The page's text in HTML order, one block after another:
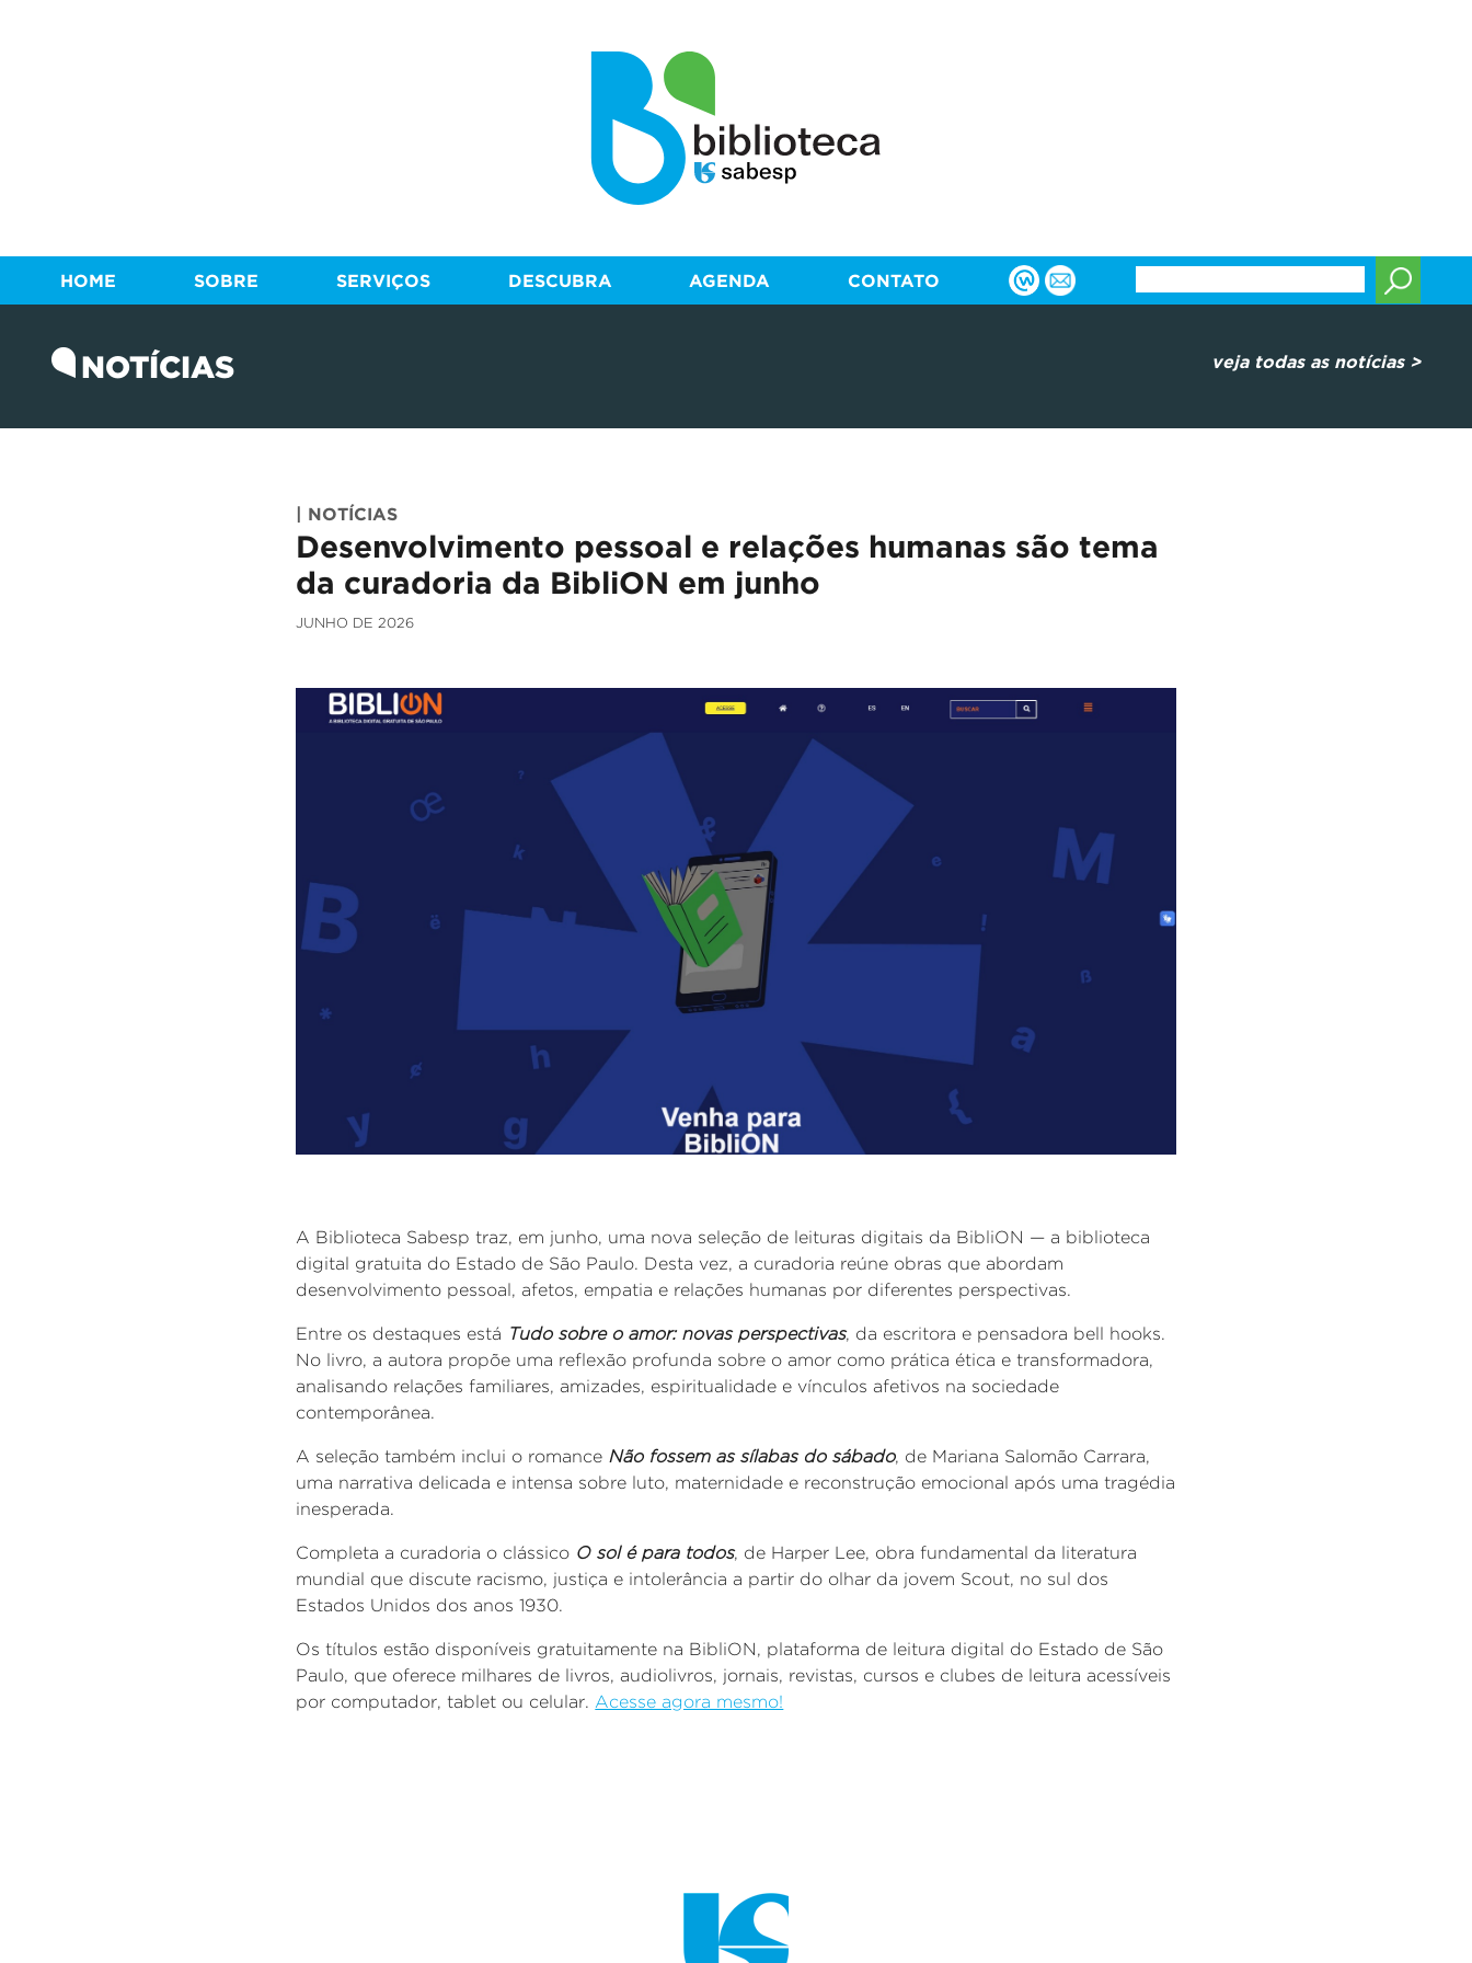
HOME SOBRE SERVIÇOS DESCUBRA AGENDA CONTATO
NOTÍCIAS veja todas as notícias >
| NOTÍCIAS
Desenvolvimento pessoal e relações humanas são tema
da curadoria da BibliON em junho
JUNHO DE 2026
A Biblioteca Sabesp traz, em junho, uma nova seleção de leituras digitais da BibliON — a biblioteca
digital gratuita do Estado de São Paulo. Desta vez, a curadoria reúne obras que abordam
desenvolvimento pessoal, afetos, empatia e relações humanas por diferentes perspectivas.
Entre os destaques está Tudosobre o amor: novas perspectivas, da escritora e pensadora bell hooks.
No livro, a autora propõe uma reflexão profunda sobre o amor como prática ética e transformadora,
analisando relações familiares, amizades, espiritualidade e vínculos afetivos na sociedade
contemporânea.
A seleção também inclui o romance Não fossem as sílabas do sábado, de Mariana Salomão Carrara,
uma narrativa delicada e intensa sobre luto, maternidade e reconstrução emocional após uma tragédia
inesperada.
Completa a curadoria o clássico O sol é para todos, de Harper Lee, obra fundamental da literatura
mundial que discute racismo, justiça e intolerância a partir do olhar da jovem Scout, no sul dos
Estados Unidos dos anos 1930.
Os títulos estão disponíveis gratuitamente na BibliON, plataforma de leitura digital do Estado de São
Paulo, que oferece milhares de livros, audiolivros, jornais, revistas, cursos e clubes de leitura acessíveis
por computador, tablet ou celular. Acesse agora mesmo!